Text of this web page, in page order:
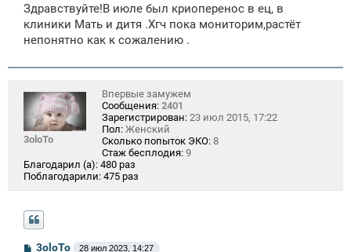
Здравствуйте!В июле был криоперенос в ец, в
клиники Мать и дитя .Хгч пока мониторим,растёт
непонятно как к сожалению .
3oloTo
Впервые замужем
Сообщения: 2401
Зарегистрирован: 23 июл 2015, 17:22
Пол: Женский
Сколько попыток ЭКО: 8
Стаж бесплодия: 9
Благодарил (а): 480 раз
Поблагодарили: 475 раз
С3oloTo 28 июл 2023, 14:27